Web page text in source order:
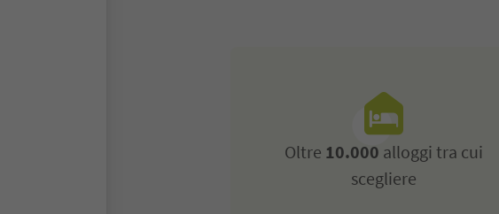
Oltre 10.000 alloggi tra cui
scegliere